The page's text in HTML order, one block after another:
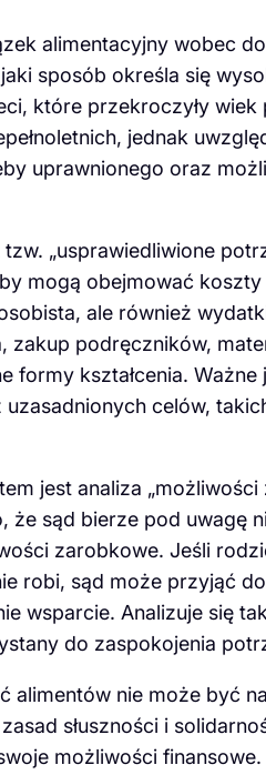
alimentacyjny wobec
sposób określa się
które przekroczyły wiek
jednak
uprawnionego oraz
„usprawiedliwione
mogą obejmować
ale również
zakup podręczników,
formy kształcenia.
uzasadnionych celów,
jest analiza
że sąd bierze pod uwagę
zarobkowe. Jeśli
robi, sąd może przyjąć
wsparcie. Analizuje się
do zaspokojenia
alimentów nie może być
słuszności i
możliwości